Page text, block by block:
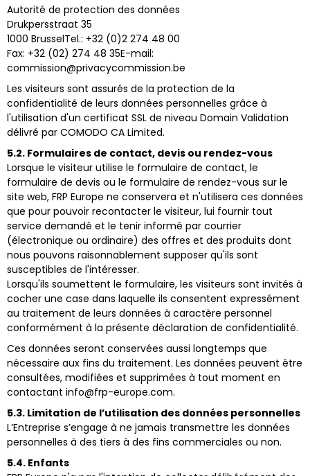
Autorité de protection des données
Drukpersstraat 35
1000 BrusselTel.: +32 (0)2 274 48 00
Fax: +32 (02) 274 48 35E-mail:
commission@privacycommission.be
Les visiteurs sont assurés de la protection de la
confidentialité de leurs données personnelles grâce à
l'utilisation d'un certificat SSL de niveau Domain Validation
délivré par COMODO CA Limited.
5.2. Formulaires de contact, devis ou rendez-vous
Lorsque le visiteur utilise le formulaire de contact, le
formulaire de devis ou le formulaire de rendez-vous sur le
site web, FRP Europe ne conservera et n'utilisera ces données
que pour pouvoir recontacter le visiteur, lui fournir tout
service demandé et le tenir informé par courrier
(électronique ou ordinaire) des offres et des produits dont
nous pouvons raisonnablement supposer qu'ils sont
susceptibles de l'intéresser.
Lorsqu'ils soumettent le formulaire, les visiteurs sont invités à
cocher une case dans laquelle ils consentent expressément
au traitement de leurs données à caractère personnel
conformément à la présente déclaration de confidentialité.
Ces données seront conservées aussi longtemps que
nécessaire aux fins du traitement. Les données peuvent être
consultées, modifiées et supprimées à tout moment en
contactant info@frp-europe.com.
5.3. Limitation de l’utilisation des données personnelles
L’Entreprise s’engage à ne jamais transmettre les données
personnelles à des tiers à des fins commerciales ou non.
5.4. Enfants